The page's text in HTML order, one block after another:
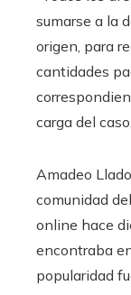
sumarse a la
origen, para
cantidades
carga del
Amadeo
comunidad
online hace
encontraba
popularidad